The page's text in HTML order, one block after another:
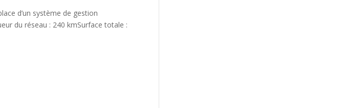
d’un système de gestion
du réseau : 240 kmSurface totale :